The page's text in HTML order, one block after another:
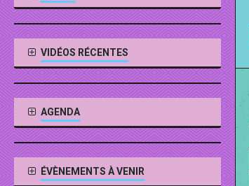
VIDÉOS RÉCENTES
AGENDA
ÉVÈNEMENTS À VENIR